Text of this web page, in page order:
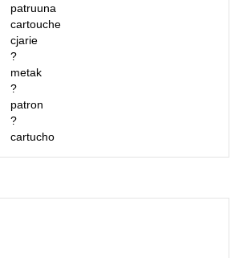
patruuna
cartouche
cjarie
?
metak
?
patron
?
cartucho